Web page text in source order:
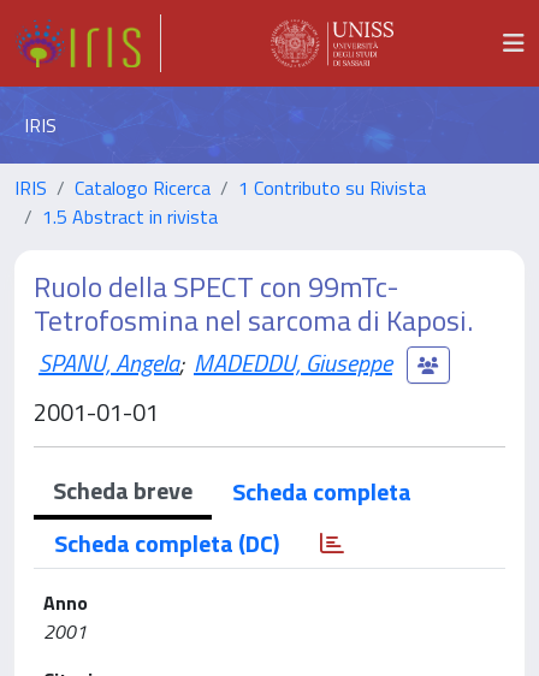
IRIS
IRIS Catalogo Ricerca
1 Contributo su Rivista
1.5 Abstract in rivista
Ruolo della SPECT con 99mTc-
Tetrofosmina nel sarcoma di Kaposi.
SPANU, Angela; MADEDDU, Giuseppe
2001-01-01
Scheda breve
Scheda completa
Scheda completa (DC)
Anno
2001